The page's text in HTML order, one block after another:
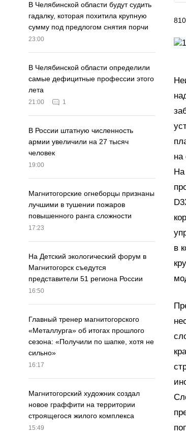
В Челябинской области будут судить
гадалку, которая похитила крупную
сумму под предлогом снятия порчи
23:00
В Челябинской области определили
самые дефицитные профессии этого
лета
21:00 1
В России штатную численность
армии увеличили на 27 тысяч
человек
19:00
Магнитогорские огнеборцы признаны
лучшими в тушении пожаров
повышенного ранга сложности
17:23
На Детский экологический форум в
Магнитогорск съедутся
представители 51 региона России
16:50
Главный тренер магнитогорского
«Металлурга» об итогах прошлого
сезона: «Получили по шапке, хотя не
сильно»
16:17
Магнитогорский художник создал
новое граффити на территории
строящегося жилого комплекса
15:49
на
На
в